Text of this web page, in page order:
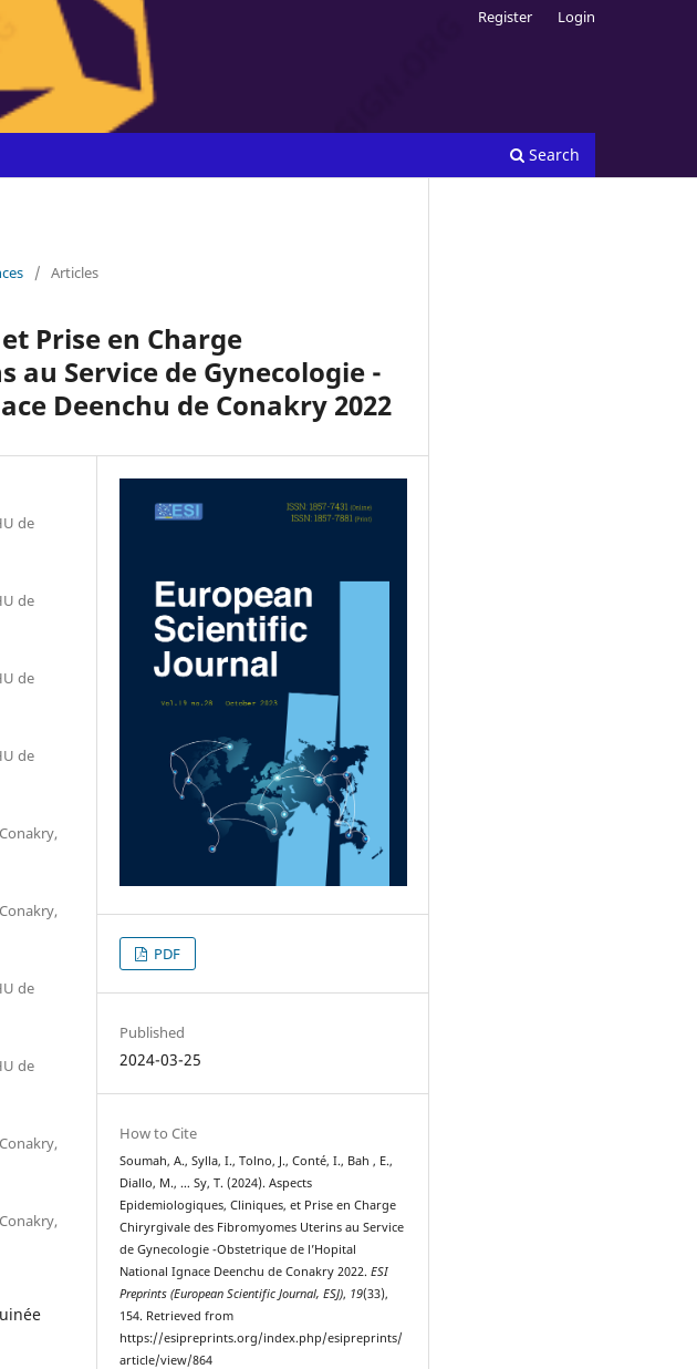
Search
Register Login
/ Articles
Prise en Charge
Service de Gynecologie -
Deenchu de Conakry 2022
de
de
de
de
de
de
PDF
Published
2024-03-25
How to Cite
Soumah, A., Sylla, I., Tolno, J., Conté, I., Bah , E.,
Diallo, M., … Sy, T. (2024). Aspects
Epidemiologiques, Cliniques, et Prise en Charge
Chiryrgivale des Fibromyomes Uterins au Service
de Gynecologie -Obstetrique de l’Hopital
National Ignace Deenchu de Conakry 2022.ESI
Preprints (European Scientific Journal, ESJ), 19(33),
154. Retrieved from
https://esipreprints.org/index.php/esipreprints/
article/view/864